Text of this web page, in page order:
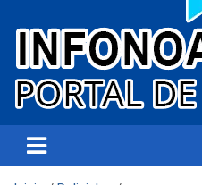
Infonoa Salta